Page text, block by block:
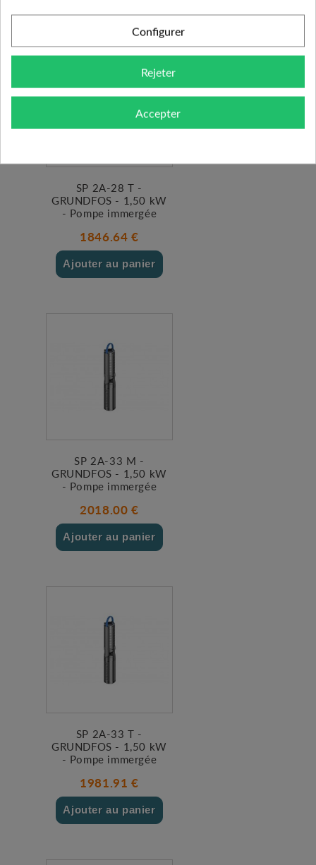
SP 2A-28 T -
GRUNDFOS - 1,50 kW
- Pompe immergée
1846.64 €
Ajouter au panier
SP 2A-33 M -
GRUNDFOS - 1,50 kW
- Pompe immergée
2018.00 €
Ajouter au panier
SP 2A-33 T -
GRUNDFOS - 1,50 kW
- Pompe immergée
1981.91 €
Ajouter au panier
Configurer
Rejeter
Accepter